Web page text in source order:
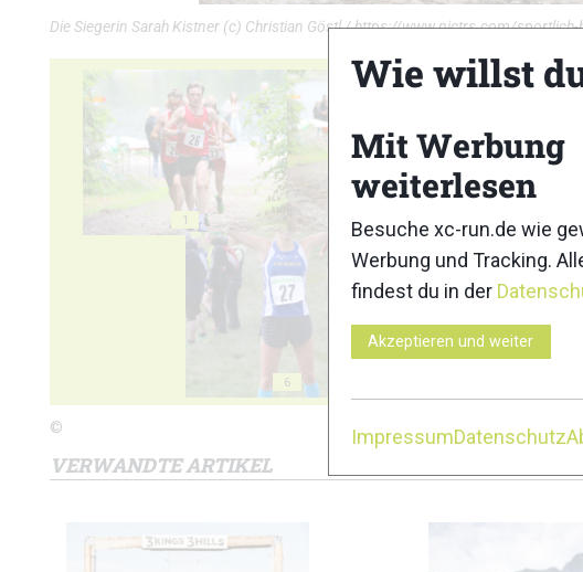
Die Siegerin Sarah Kistner (c) Christian Göstl / https://www.pictrs.com/sportlich-
1
6
©
VERWANDTE ARTIKEL
Wie willst
Mit Werbung
weiterlesen
Besuche xc-run.de wie
Werbung und Tracking.
findest du in der
Akzeptieren und weiter
ImpressumDatenschutz